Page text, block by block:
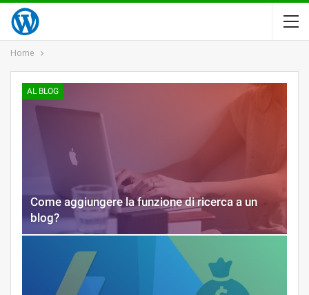
Home
AL BLOG
Come aggiungere la funzione di ricerca a un
blog?